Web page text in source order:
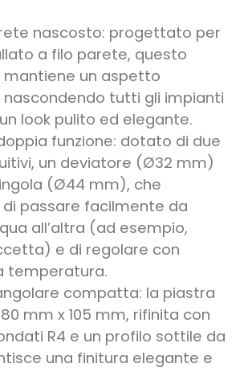
nascosto: progettato per
a filo parete, questo
un aspetto
tutti gli impianti
look pulito ed elegante.
funzione: dotato di due
un deviatore (Ø32 mm)
(Ø44 mm), che
passare facilmente da
all’altra (ad esempio,
e di regolare con
temperatura.
compatta: la piastra
mm x 105 mm, rifinita con
R4 e un profilo sottile da
una finitura elegante e